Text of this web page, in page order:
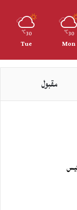
30
℃
Mon
30
℃
Tue
مقبول